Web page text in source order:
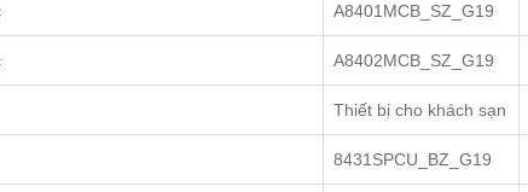
A8401MCB_SZ_G19
A8402MCB_SZ_G19
Thiết bị cho khách sạn
8431SPCU_BZ_G19